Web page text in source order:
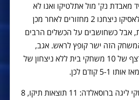
מאבדת נק' מול אתלטיקו ואנו לא
מנצלים זאת. את הקלאסיקו ניצחנו 2 מחזורים לאחר מכן
אבל כשחושבים על הכשלים הרבים
הזה ישר קופץ לראש. אגב,
הניצחון הזה מסיים רצף של 10 משחקי בית ללא ניצחון של
1 קודם לכן.
ובסך הכל ב-36 משחקי ליגה ברוסאלדה: 11 תוצאות תיקו, 8